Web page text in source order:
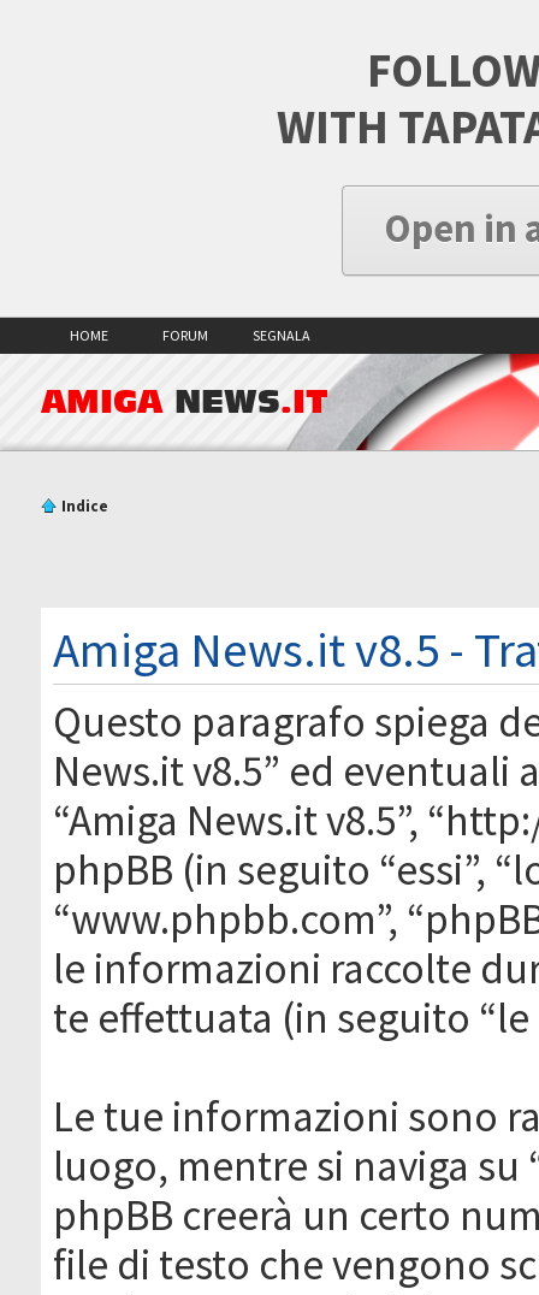
WITH
Open in
HOME FORUM SEGNALA
AMIGA NEWS.IT
Indice
Amiga News.it v8.5 -
Questo paragrafo spiega
News.it v8.5” ed eventuali
“Amiga News.it v8.5”,
phpBB (in seguito “essi”,
“www.phpbb.com”,
le informazioni raccolte
te effettuata (in seguito
Le tue informazioni sono
luogo, mentre si naviga su
phpBB creerà un certo
file di testo che vengono